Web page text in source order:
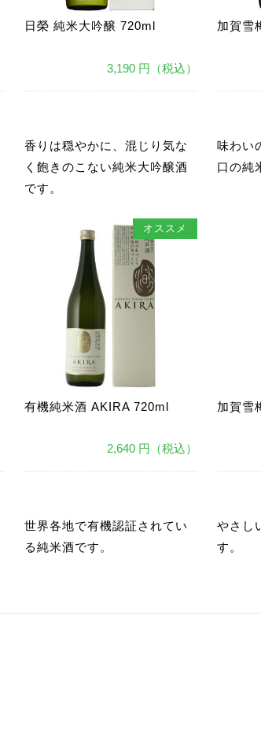
日榮 純米大吟醸 720ml
3,190 円（税込）
香りは穏やかに、混じり気な
く飽きのこない純米大吟醸酒
です。
加賀雪
味わい
口の純
オススメ
有機純米酒 AKIRA 720ml
2,640 円（税込）
世界各地で有機認証されてい
る純米酒です。
加賀雪
やさし
す。